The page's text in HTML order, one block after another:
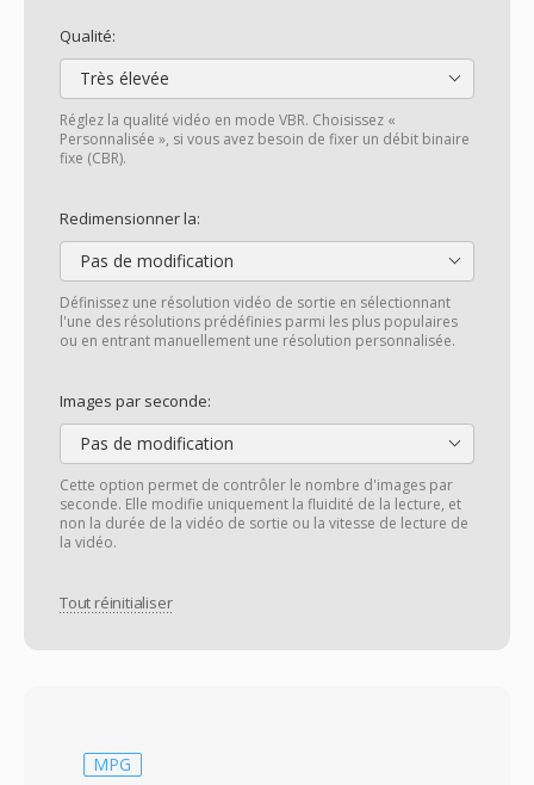
Qualité:
Très élevée
Réglez la qualité vidéo en mode VBR. Choisissez «
Personnalisée », si vous avez besoin de fixer un débit binaire
fixe (CBR).
Redimensionner la:
Pas de modification
Définissez une résolution vidéo de sortie en sélectionnant
l'une des résolutions prédéfinies parmi les plus populaires
ou en entrant manuellement une résolution personnalisée.
Images par seconde:
Pas de modification
Cette option permet de contrôler le nombre d'images par
seconde. Elle modifie uniquement la fluidité de la lecture, et
non la durée de la vidéo de sortie ou la vitesse de lecture de
la vidéo.
Tout réinitialiser
MPG